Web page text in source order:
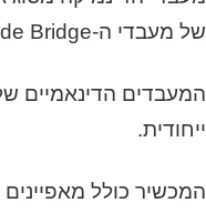
של מעבדי ה-Diode Bridge הקלאסי. עם השנים, הטכנולוגיה הזו נותרה חלק מרכזי בקונסולות Neve, כולל סדרות ה-VR וה-88R האגדיות.
ייחודית.